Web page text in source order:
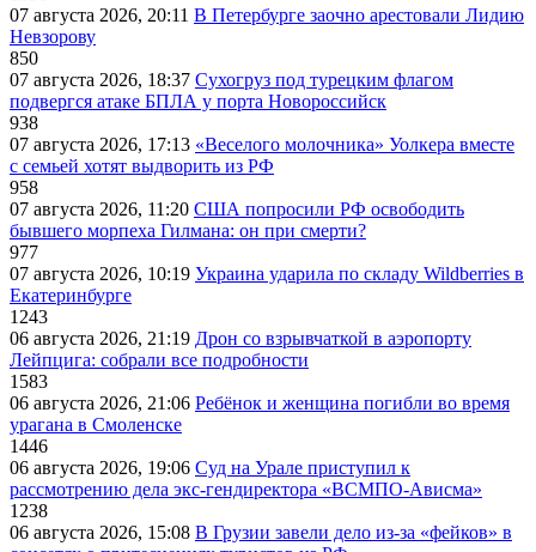
07 августа 2026, 20:11 В Петербурге заочно арестовали Лидию
Невзорову
850
07 августа 2026, 18:37 Сухогруз под турецким флагом
подвергся атаке БПЛА у порта Новороссийск
938
07 августа 2026, 17:13 «Веселого молочника» Уолкера вместе
с семьей хотят выдворить из РФ
958
07 августа 2026, 11:20 США попросили РФ освободить
бывшего морпеха Гилмана: он при смерти?
977
07 августа 2026, 10:19 Украина ударила по складу Wildberries в
Екатеринбурге
1243
06 августа 2026, 21:19 Дрон со взрывчаткой в аэропорту
Лейпцига: собрали все подробности
1583
06 августа 2026, 21:06 Ребёнок и женщина погибли во время
урагана в Смоленске
1446
06 августа 2026, 19:06 Суд на Урале приступил к
рассмотрению дела экс-гендиректора «ВСМПО-Ависма»
1238
06 августа 2026, 15:08 В Грузии завели дело из-за «фейков» в